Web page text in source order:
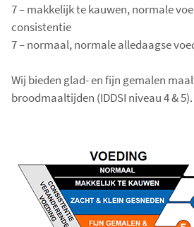
7 – makkelijk te kauwen, normale
consistentie
7 – normaal, normale alledaagse
Wij bieden glad- en fijn gemalen
broodmaaltijden (IDDSI niveau 4 & 5).